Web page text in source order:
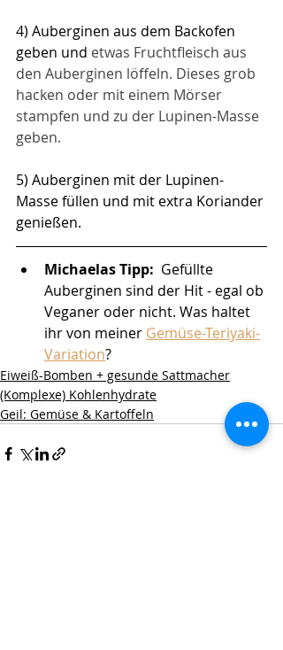
4) Auberginen aus dem Backofen
geben und etwas Fruchtfleisch aus
den Auberginen löffeln. Dieses grob
hacken oder mit einem Mörser
stampfen und zu der Lupinen-Masse
geben.
5) Auberginen mit der Lupinen-
Masse füllen und mit extra Koriander
genießen.
Michaelas Tipp: Gefüllte
Auberginen sind der Hit - egal ob
Veganer oder nicht. Was haltet
ihr von meiner Gemüse-Teriyaki-
Variation?
Eiweiß-Bomben + gesunde Sattmacher
(Komplexe) Kohlenhydrate
Geil: Gemüse & Kartoffeln